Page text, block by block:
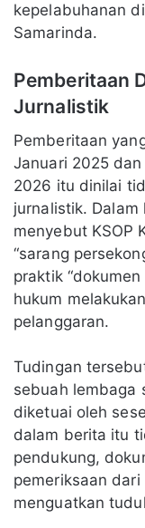
kepelabuhanan
Samarinda.
Pemberitaan
Jurnalistik
Pemberitaan
Januari 2025
2026 itu dinilai
jurnalistik.
menyebut KSOP
“sarang
praktik
hukum
pelanggaran.
Tudingan
sebuah lembaga
diketuai oleh
dalam berita itu
pendukung,
pemeriksaan
menguatkan